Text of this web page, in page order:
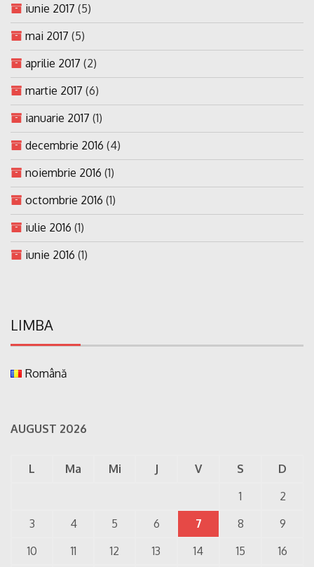
iunie 2017 (5)
mai 2017 (5)
aprilie 2017 (2)
martie 2017 (6)
ianuarie 2017 (1)
decembrie 2016 (4)
noiembrie 2016 (1)
octombrie 2016 (1)
iulie 2016 (1)
iunie 2016 (1)
LIMBA
Română
AUGUST 2026
L Ma Mi J V S
D
1
2
3
4 5 6 7 8
9
10
11 12 13 14 15 16